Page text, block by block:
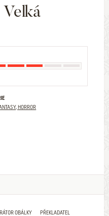
HORROR
OBÁLKY
PŘEKLADATEL